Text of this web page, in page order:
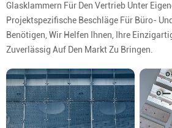
Glasklammern Für Den Vertrieb Unter
Projektspezifische Beschläge Für Büro-
Benötigen, Wir Helfen Ihnen, Ihre
Zuverlässig Auf Den Markt Zu Bringen.